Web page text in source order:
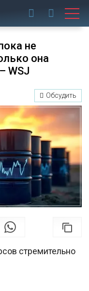
не
она
WSJ
Обсудить
стремительно